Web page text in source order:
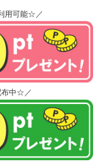
用可能☆／
布中☆／